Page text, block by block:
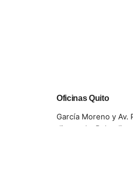
Oficinas Quito
García Moreno y Av.
diagonal a Roland).